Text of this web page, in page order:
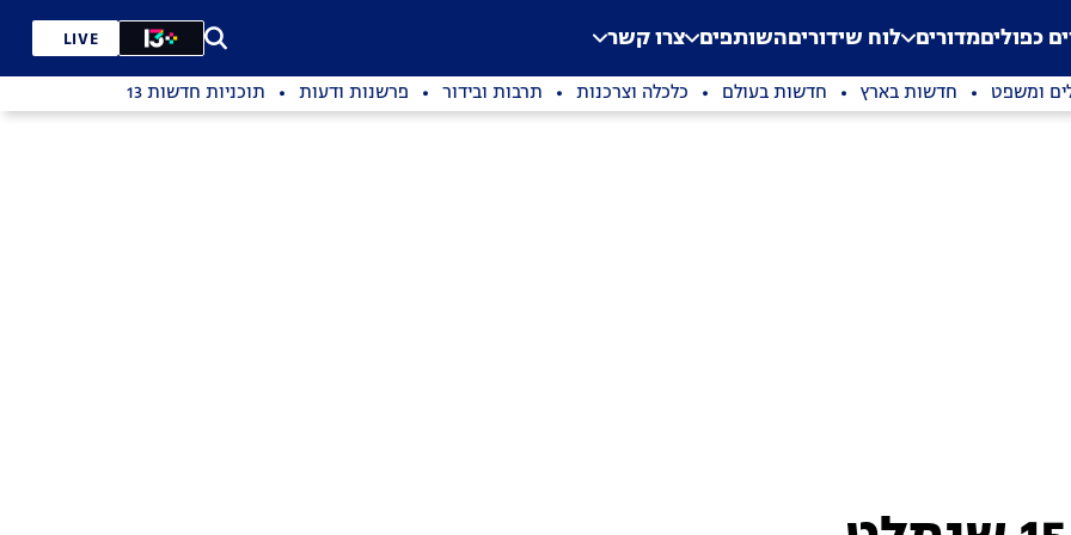
Application error: a
. כפוליםמדורים לוח שידוריםהשותפים צרו קשר LIVE
ומשפט חדשות בארץ חדשות בעולם כלכלה וצרכנות תרבות ובידור פרשנות ודעות תוכניות חדשות 13